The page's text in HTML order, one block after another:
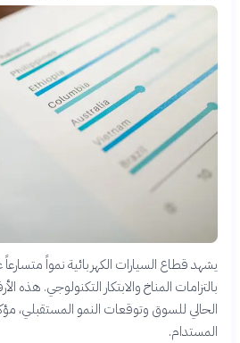
يشهد قطاع السيارات الكهربائية نمواً
بالتزامات المناخ والابتكار التكنولوجي.
الحالي للسوق وتوقعات النمو المستقبلي،
المستدام.